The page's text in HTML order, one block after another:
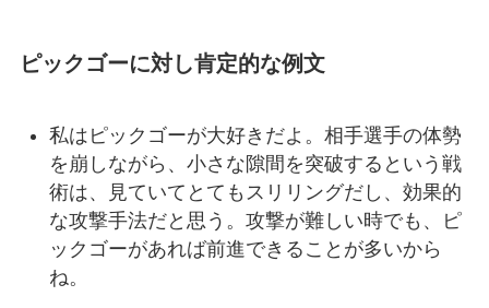
ピックゴーに対し肯定的な例文
私はピックゴーが大好きだよ。相手選手の体勢
を崩しながら、小さな隙間を突破するという戦
術は、見ていてとてもスリリングだし、効果的
な攻撃手法だと思う。攻撃が難しい時でも、ピ
ックゴーがあれば前進できることが多いから
ね。